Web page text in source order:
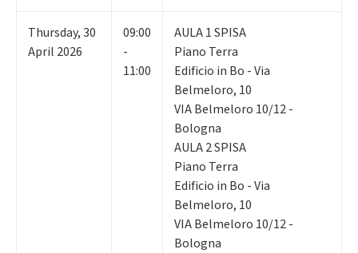
Thursday,30
April 2026
09:00
-
11:00
AULA 1 SPISA
Piano Terra
Edificio in Bo - Via
Belmeloro, 10
VIA Belmeloro 10/12 -
Bologna
AULA 2 SPISA
Piano Terra
Edificio in Bo - Via
Belmeloro, 10
VIA Belmeloro 10/12 -
Bologna